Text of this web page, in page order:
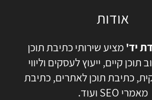
אודות
יד'מציע שירותי כתיבת תוכן
תוכן קיים, ייעוץ לעסקים וליווי
כתיבת תוכן לאתרים, כתיבת
מאמרי SEO ועוד.